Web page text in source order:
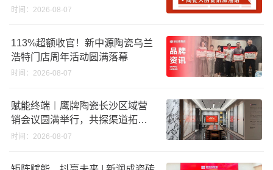
股份申请未通过；蒙娜丽莎5千万
破18亿元
时间：2026-08-07
113%超额收官！新中源陶瓷乌兰
浩特门店周年活动圆满落幕
时间：2026-08-07
赋能终端︱鹰牌陶瓷长沙区域营
销会议圆满举行，共探渠道拓展
与门店升级新路径
时间：2026-08-07